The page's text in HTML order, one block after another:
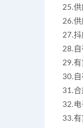
25.供
26.供
27.抖
28.自
29.有
30.自
31.合
32.电
33.有